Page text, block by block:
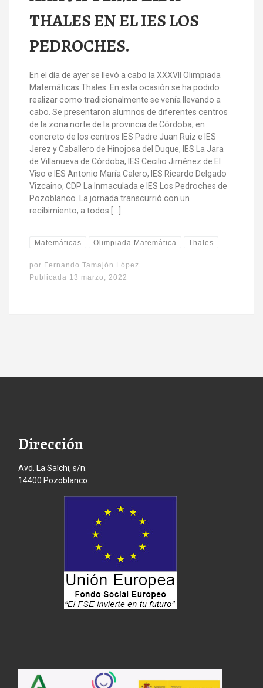
THALES EN EL IES LOS
PEDROCHES.
En el día de ayer se llevó a cabo la XXXVII Olimpiada
Matemáticas Thales. En esta ocasión se ha podido
realizar como tradicionalmente se venía llevando a
cabo. Se presentaron alumnos de diferentes centros
de la zona norte de la provincia de Córdoba, en
concreto de los centros IES Padre Juan Ruiz e IES
Jerez y Caballero de Hinojosa del Duque, IES La Jara
de Villanueva de Córdoba, IES Cecilio Jiménez de El
Viso e IES Antonio María Calero, IES Ricardo Delgado
Vizcaino, CDP La Inmaculada e IES Los Pedroches de
Pozoblanco. La jornada transcurrió con un
recibimiento, a todos […]
Matemáticas Olimpiada Matemática Thales
por Fernando Tamajón López
Publicada 13 marzo, 2022
Dirección
Avd. La Salchi, s/n.
14400 Pozoblanco.